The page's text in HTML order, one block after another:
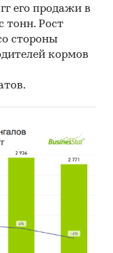
его продажи в
тонн. Рост
стороны
кормов